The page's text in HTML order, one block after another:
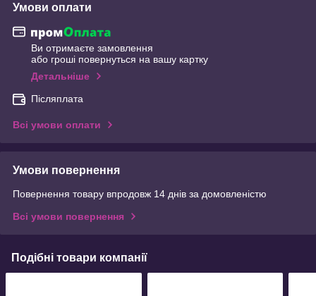
Умови оплати
Ви отримаєте замовлення
або гроші повернуться на вашу картку
Детальніше
Післяплата
Всі умови оплати
Умови повернення
Повернення товару впродовж 14 днів за домовленістю
Всі умови повернення
Подібні товари компанії